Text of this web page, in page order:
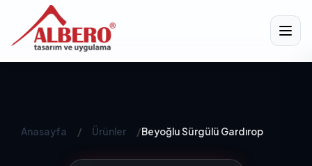
Anasayfa / Ürünler /Beyoğlu Sürgülü Gardırop